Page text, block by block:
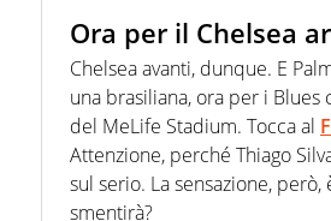
Ora per il Chelsea
Chelsea avanti, dunque. E
una brasiliana, ora per i Blues
del MeLife Stadium. Tocca al
Attenzione, perché Thiago
sul serio. La sensazione,
smentirà?